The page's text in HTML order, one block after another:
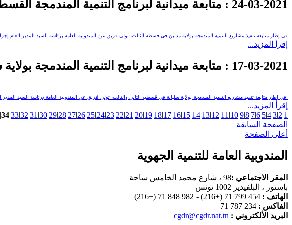
24-03-2021 : متابعة ميدانية لبرنامج التنمية المندمجة
في إطار متابعة تنفيذ مشاريع التنمية المندمجة بولاية مدنين في قسطه الثالث، تولى فريق عن المندوبية العامة برئاسة السيد المدير العام
إقرأ المزيد...
17-03-2021 : متابعة ميدانية لبرنامج التنمية المندمجة بولاية
في إطار متابعة تنفيذ مشاريع التنمية المندمجة بولاية سليانة في قسطيه الثاني والثالث، تولى فريق عن المندوبية العامة برئاسة السيد المدير
إقرأ المزيد...
1
|
2
|
3
|
4
|
5
|
6
|
7
|
8
|
9
|
10
|
11
|
12
|
13
|
14
|
15
|
16
|
17
|
18
|
19
|
20
|
21
|
22
|
23
|
24
|
25
|
26
|
27
|
28
|
29
|
30
|
31
|
32
|
33
|
34
|
الصفحة السابقة
أعلى الصفحة
المندوبية العامة للتنمية الجهوية
المقر الاجتماعي :
98 ، شارع محمد الخامس ساحة
باستور ، البلفيدير 1002 تونس
الهاتف :
الفاكس :
البريد الألكتروني : cgdr@cgdr.nat.tn